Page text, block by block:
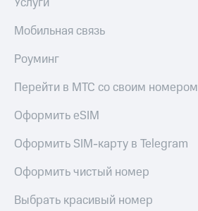
Мобильная связь
Роуминг
Перейти в МТС со своим номером
Оформить eSIM
Оформить SIM-карту в Telegram
Оформить чистый номер
Выбрать красивый номер